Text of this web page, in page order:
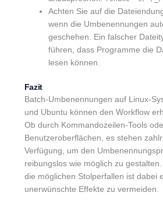
Achten Sie auf die
wenn die Umbenennungen
geschehen. Ein falscher
führen, dass Programme die
lesen können.
Fazit
Batch-Umbenennungen auf Linux-
und Ubuntu können den Workflow
Ob durch Kommandozeilen-Tools
Benutzeroberflächen, es stehen
Verfügung, um den
reibungslos wie möglich zu
die möglichen Stolperfallen ist dabei
unerwünschte Effekte zu vermeiden.